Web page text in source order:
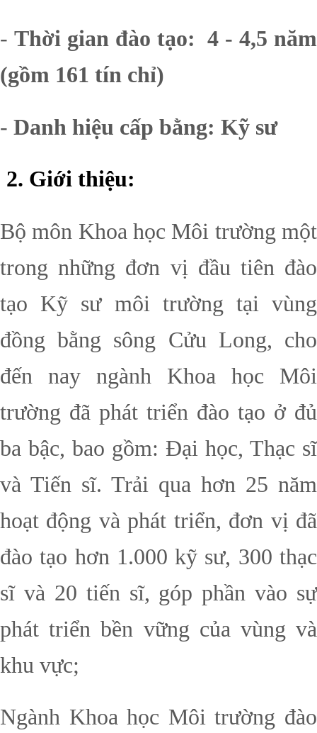
- Thời gian đào tạo: 4 - 4,5 năm
(gồm 161 tín chỉ)
- Danh hiệu cấp bằng: Kỹ sư
2. Giới thiệu:
Bộ môn Khoa học Môi trường một
trong những đơn vị đầu tiên đào
tạo Kỹ sư môi trường tại vùng
đồng bằng sông Cửu Long, cho
đến nay ngành Khoa học Môi
trường đã phát triển đào tạo ở đủ
ba bậc, bao gồm: Đại học, Thạc sĩ
và Tiến sĩ. Trải qua hơn 25 năm
hoạt động và phát triển, đơn vị đã
đào tạo hơn 1.000 kỹ sư, 300 thạc
sĩ và 20 tiến sĩ, góp phần vào sự
phát triển bền vững của vùng và
khu vực;
Ngành Khoa học Môi trường đào